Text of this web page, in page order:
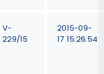
V-
229/15
2015-09-
17 15:26:54